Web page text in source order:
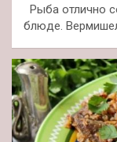
Рыба отлично
блюде.